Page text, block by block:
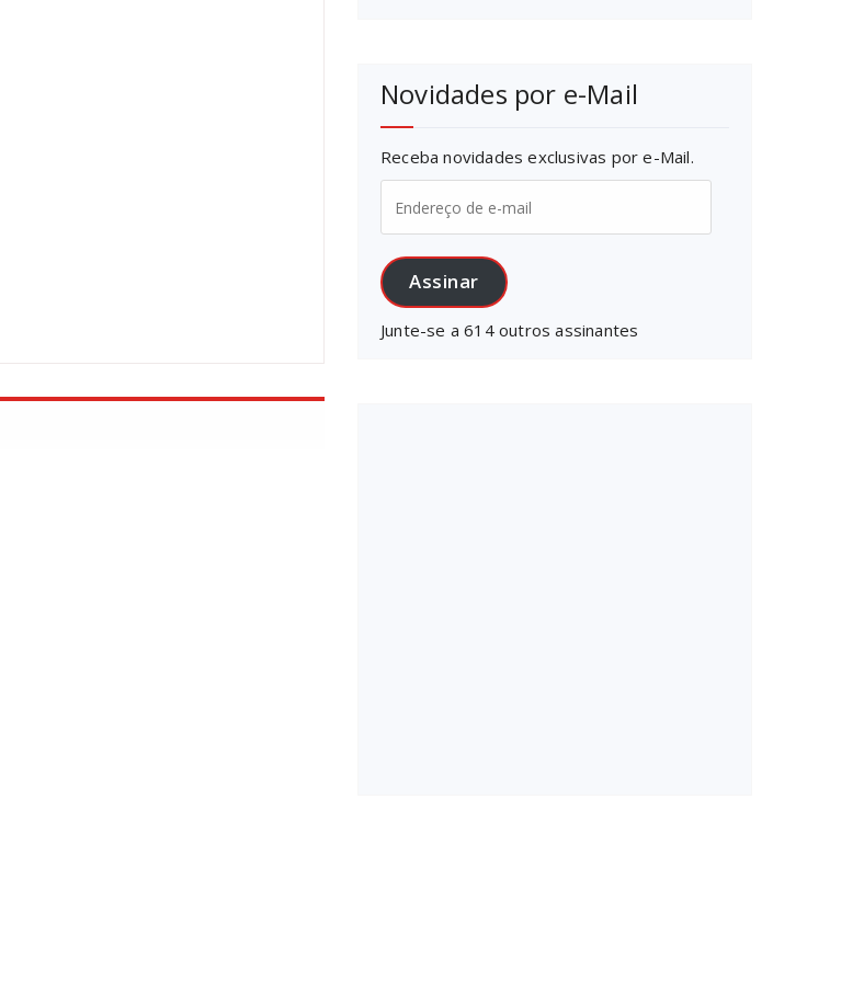
Novidades por e-Mail
Receba novidades exclusivas por e-Mail.
de
e-
mail
Assinar
Junte-se a 614 outros assinantes